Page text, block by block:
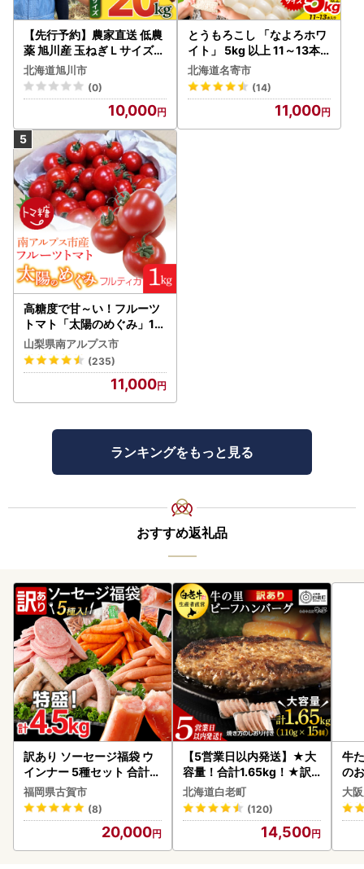
【先行予約】農家直送 低農
薬 旭川産 玉ねぎＬサイズ2
0kg(2026年9月発送開始
予定)_ | 玉ねぎ 05935
北海道旭川市
(0)
10,000
とうもろこし 「なよろホワ
イト」 5kg 以上 11～13本
名寄 とうもろこし
北海道名寄市
(14)
11,000
高糖度で甘～い！フルーツ
トマト「太陽のめぐみ」1k
g ALPBI001 | 高糖度 おす
すめ 産地直送 新鮮 フレッ
シュ 高栄養素 南アルプス市
山梨県南アルプス市
(235)
11,000
ランキングをもっと見る
おすすめ返礼品
訳あり ソーセージ福袋 ウ
インナー 5種セット 合計4.
5kg ソーセージ
福岡県古賀市
(8)
20,000
【5営業日以内発送】★大
容量！合計1.65kg！★訳
あり・牛の里ビーフハンバ
ーグ(110ｇ5枚入）×3 AG
058
北海道白老町
(120)
14,500
牛
の
大